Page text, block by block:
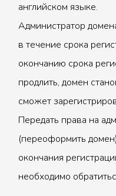
английском языке.
Администратор
в течение срока
окончанию срока
продлить, домен
сможет
Передать права на
(переоформить
окончания
необходимо